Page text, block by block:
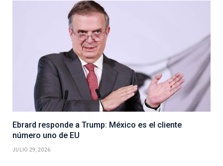
Ebrard responde a Trump: México es el cliente
número uno de EU
JULIO 29, 2026